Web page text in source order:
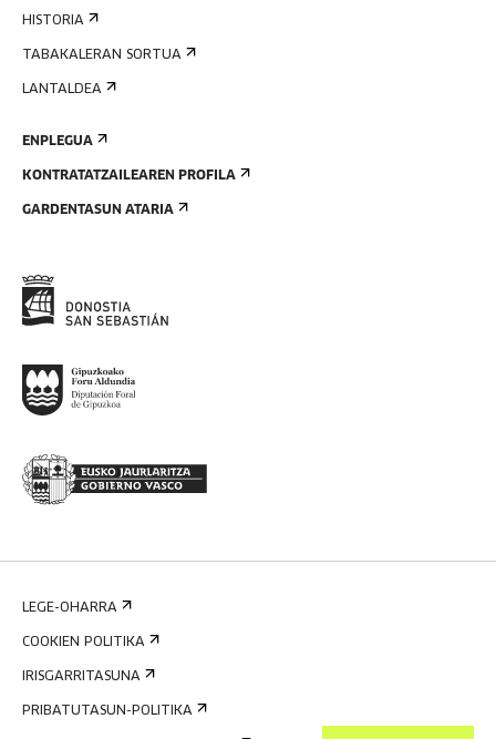
HISTORIA
TABAKALERAN SORTUA
LANTALDEA
ENPLEGUA
KONTRATATZAILEAREN PROFILA
GARDENTASUN ATARIA
LEGE-OHARRA
COOKIEN POLITIKA
IRISGARRITASUNA
PRIBATUTASUN-POLITIKA